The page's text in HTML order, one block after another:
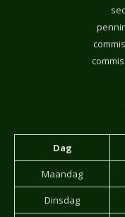
Dag
Maandag
Dinsdag